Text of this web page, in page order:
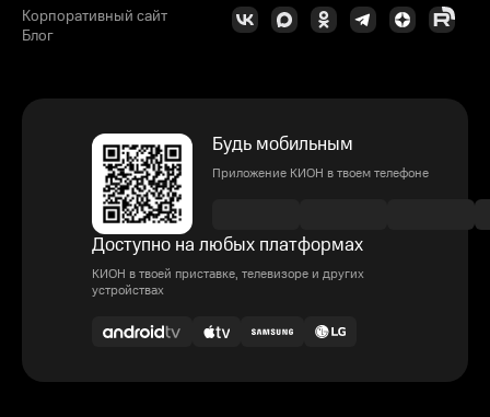
Корпоративный сайт
Блог
Будь мобильным
Приложение КИОН в твоем телефоне
Доступно на любых платформах
КИОН в твоей приставке, телевизоре и других
устройствах